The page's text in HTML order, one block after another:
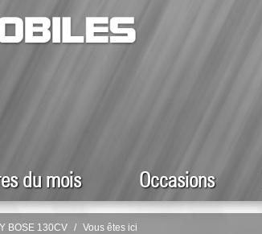
du mois Occasions
BOSE 130CV Vous êtes ici